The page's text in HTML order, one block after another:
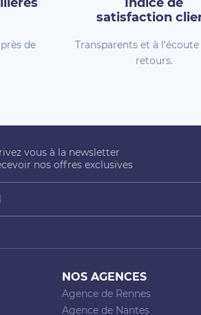
de
satisfaction
Transparents et à l'écoute
retours.
vous à la newsletter
nos offres exclusives
NOS AGENCES
Agence de Rennes
Agence de Nantes